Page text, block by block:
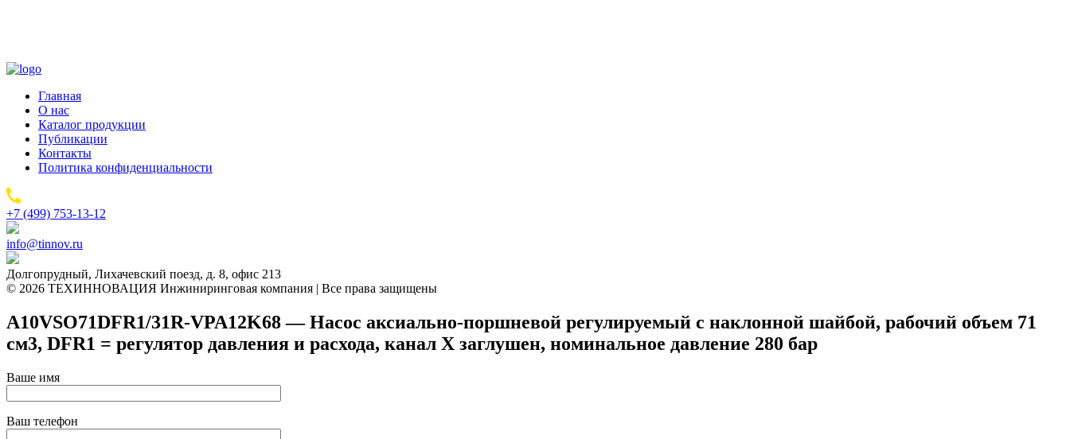
Главная
О нас
Каталог продукции
Публикации
Контакты
Политика конфиденциальности
+7 (499) 753-13-12
info@tinnov.ru
Долгопрудный, Лихачевский поезд, д. 8, офис 213
© 2026 ТЕХИННОВАЦИЯ Инжиниринговая компания | Все права защищены
A10VSO71DFR1/31R-VPA12K68 — Насос аксиально-поршневой регулируемый с наклонной шайбой, рабочий объем 71
см3, DFR1 = регулятор давления и расхода, канал Х заглушен, номинальное давление 280 бар
Ваше имя
Ваш телефон